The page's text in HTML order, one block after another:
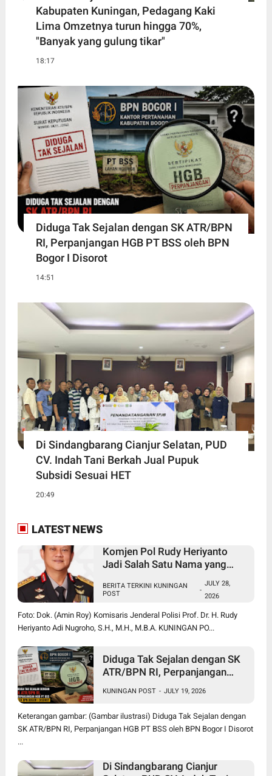
Kabupaten Kuningan, Pedagang Kaki
Lima Omzetnya turun hingga 70%,
"Banyak yang gulung tikar"
18:17
Diduga Tak Sejalan dengan SK ATR/BPN
RI, Perpanjangan HGB PT BSS oleh BPN
Bogor I Disorot
14:51
Di Sindangbarang Cianjur Selatan, PUD
CV. Indah Tani Berkah Jual Pupuk
Subsidi Sesuai HET
20:49
LATEST NEWS
Komjen Pol Rudy Heriyanto
Jadi Salah Satu Nama yang
Calon Kapolri
BERITA TERKINI KUNINGAN
POST
-
JULY 28,
2026
Foto: Dok. (Amin Roy) Komisaris Jenderal Polisi Prof. Dr. H. Rudy
Heriyanto Adi Nugroho, S.H., M.H., M.B.A. KUNINGAN PO...
Diduga Tak Sejalan dengan SK
ATR/BPN RI, Perpanjangan
Disorot
KUNINGAN POST - JULY 19, 2026
Keterangan gambar: (Gambar ilustrasi) Diduga Tak Sejalan dengan
SK ATR/BPN RI, Perpanjangan HGB PT BSS oleh BPN Bogor I Disorot
...
Di Sindangbarang Cianjur